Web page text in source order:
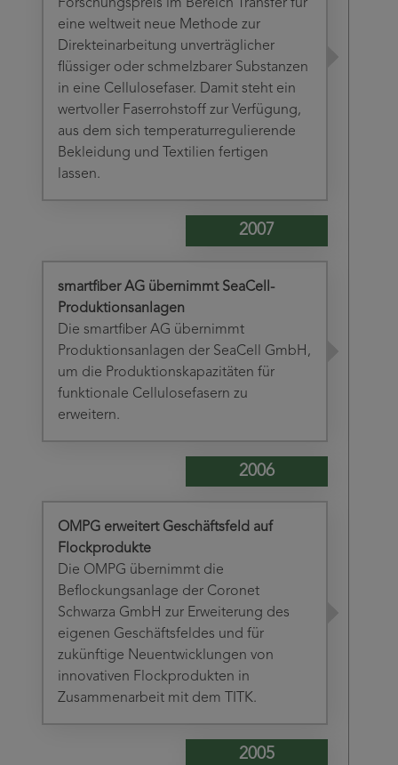
Forschungspreis im Bereich Transfer für
eine weltweit neue Methode zur
Direkteinarbeitung unverträglicher
flüssiger oder schmelzbarer Substanzen
in eine Cellulosefaser. Damit steht ein
wertvoller Faserrohstoff zur Verfügung,
aus dem sich temperaturregulierende
Bekleidung und Textilien fertigen
lassen.
2007
smartfiber AG übernimmt SeaCell-
Produktionsanlagen
Die smartfiber AG übernimmt
Produktionsanlagen der SeaCell GmbH,
um die Produktionskapazitäten für
funktionale Cellulosefasern zu
erweitern.
2006
OMPG erweitert Geschäftsfeld auf
Flockprodukte
Die OMPG übernimmt die
Beflockungsanlage der Coronet
Schwarza GmbH zur Erweiterung des
eigenen Geschäftsfeldes und für
zukünftige Neuentwicklungen von
innovativen Flockprodukten in
Zusammenarbeit mit dem TITK.
2005